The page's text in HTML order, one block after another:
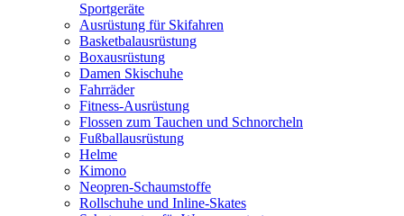
Sportgeräte
Ausrüstung für Skifahren
Basketbalausrüstung
Boxausrüstung
Damen Skischuhe
Fahrräder
Fitness-Ausrüstung
Flossen zum Tauchen und Schnorcheln
Fußballausrüstung
Helme
Kimono
Neopren-Schaumstoffe
Rollschuhe und Inline-Skates